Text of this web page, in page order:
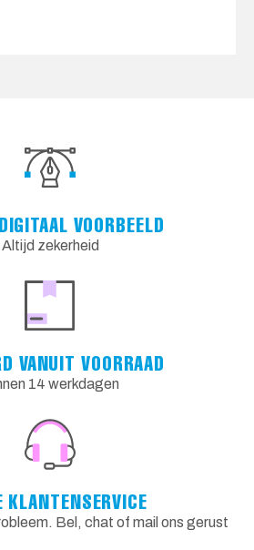
VOORBEELD
Altijd zekerheid
VANUIT VOORRAAD
14 werkdagen
KLANTENSERVICE
Bel, chat of mail ons gerust